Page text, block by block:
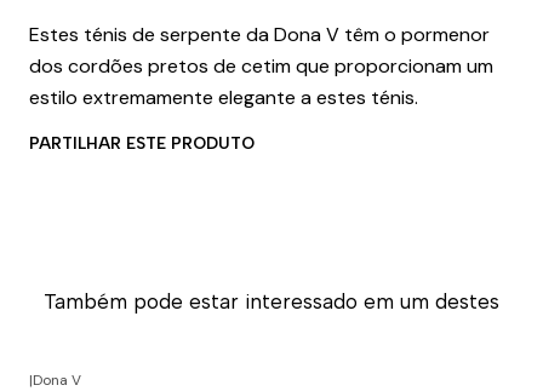
Estes ténis de serpente da Dona V têm o pormenor
dos cordões pretos de cetim que proporcionam um
estilo extremamente elegante a estes ténis.
PARTILHAR ESTE PRODUTO
Também pode estar interessado em um destes
|Dona V